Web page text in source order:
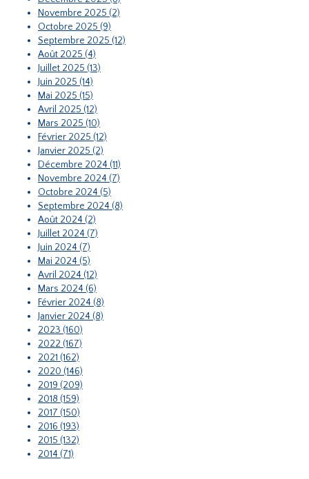
Novembre 2025 (2)
Octobre 2025 (9)
Septembre 2025 (12)
Août 2025 (4)
Juillet 2025 (13)
Juin 2025 (14)
Mai 2025 (15)
Avril 2025 (12)
Mars 2025 (10)
Février 2025 (12)
Janvier 2025 (2)
Décembre 2024 (11)
Novembre 2024 (7)
Octobre 2024 (5)
Septembre 2024 (8)
Août 2024 (2)
Juillet 2024 (7)
Juin 2024 (7)
Mai 2024 (5)
Avril 2024 (12)
Mars 2024 (6)
Février 2024 (8)
Janvier 2024 (8)
2023 (160)
2022 (167)
2021 (162)
2020 (146)
2019 (209)
2018 (159)
2017 (150)
2016 (193)
2015 (132)
2014 (71)